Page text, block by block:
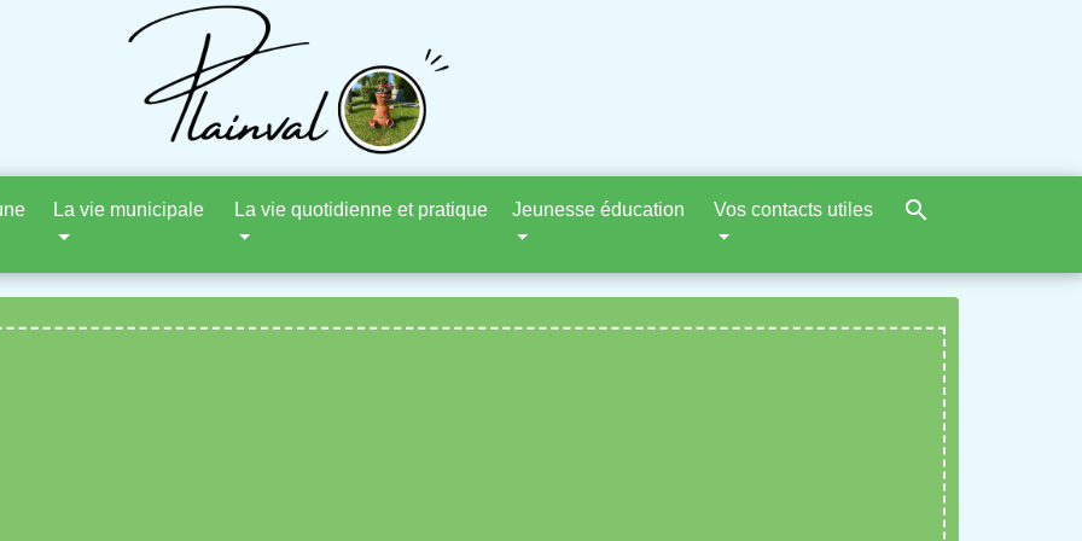
La vie municipale La vie quotidienne et pratique Jeunesse éducation Vos contacts utiles search